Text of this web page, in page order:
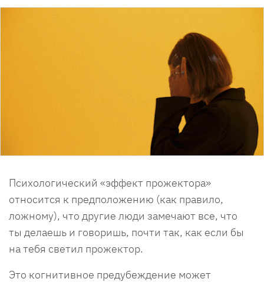
Психологический «эффект прожектора»
относится к предположению (как правило,
ложному), что другие люди замечают все, что
ты делаешь и говоришь, почти так, как если бы
на тебя светил прожектор.
Это когнитивное предубеждение может